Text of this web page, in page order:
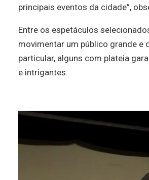
principais eventos da cidade”,
Entre os espetáculos
movimentar um público grande e
particular, alguns com plateia
e intrigantes.